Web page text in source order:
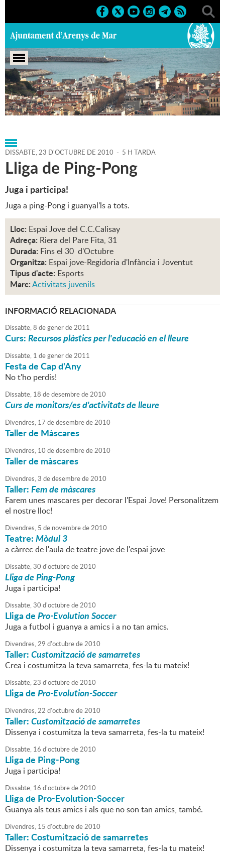
Portada > Agenda > 23-10-
2010 > Marcs > Culturals > 2010 > Activitats juvenils
DISSABTE,23 D'OCTUBRE DE 2010 - 5 H TARDA
Lliga de Ping-Pong
Juga i participa!
Juga a ping-Pong i guanyal'ls a tots.
Lloc: Espai Jove del C.C.Calisay
Adreça: Riera del Pare Fita, 31
Durada: Fins el 30 d'Octubre
Organitza: Espai jove-Regidoria d'Infància i Joventut
Tipus d'acte: Esports
Marc:Activitats juvenils
INFORMACIÓ RELACIONADA
Dissabte,8 degenerde2011
Curs:Recursos plàstics per l'educació en el lleure
Dissabte, 1 degenerde2011
Festa de Cap d'Any
No t'ho perdis!
Dissabte, 18 dedesembrede2010
Curs de monitors/es d'activitats de lleure
Divendres, 17 dedesembrede2010
Taller de Màscares
Divendres, 10 dedesembrede2010
Taller de màscares
Divendres,3 dedesembrede2010
Taller:Fem de màscares
Farem unes mascares per decorar l'Espai Jove! Personalitzem
el nostre lloc!
Divendres, 5 de novembrede2010
Teatre:Mòdul 3
a càrrec de l'aula de teatre jove de l'espai jove
Dissabte,30 d'octubrede2010
Lliga de Ping-Pong
Juga i participa!
Dissabte,30 d'octubrede2010
Lliga dePro-Evolution Soccer
Juga a futbol i guanya a amics i a no tan amics.
Divendres,29 d'octubrede2010
Taller:Customització de samarretes
Crea i costumitza la teva samarreta, fes-la tu mateix!
Dissabte,23 d'octubrede2010
Lliga dePro-Evolution-Soccer
Divendres,22 d'octubrede2010
Taller:Customització de samarretes
Dissenya i costumitza la teva samarreta, fes-la tu mateix!
Dissabte, 16 d'octubrede2010
Lliga de Ping-Pong
Juga i participa!
Dissabte, 16 d'octubrede2010
Lliga de Pro-Evolution-Soccer
Guanya als teus amics i als que no son tan amics, també.
Divendres, 15 d'octubrede2010
Taller: Costumització de samarretes
Dissenya i costumitza la teva samarreta, fes-la tu mateix!